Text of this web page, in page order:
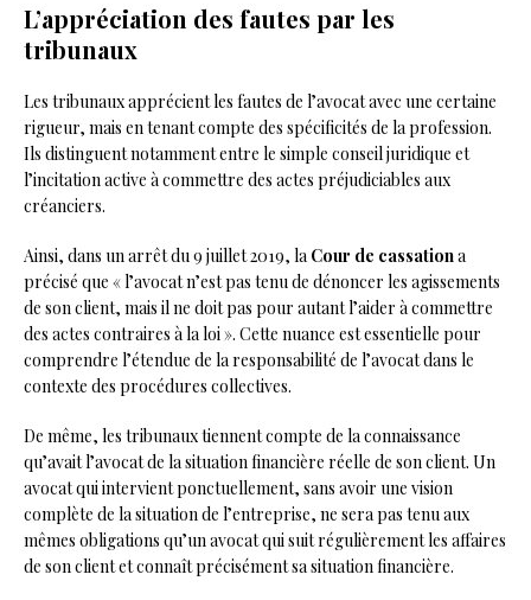
L’appréciation des fautes par les
tribunaux
Les tribunaux apprécient les fautes de l’avocat avec une certaine
rigueur, mais en tenant compte des spécificités de la profession.
Ils distinguent notamment entre le simple conseil juridique et
l’incitation active à commettre des actes préjudiciables aux
créanciers.
Ainsi, dans un arrêt du 9 juillet 2019, la Cour de cassationa
précisé que « l’avocat n’est pas tenu de dénoncer les agissements
de son client, mais il ne doit pas pour autant l’aider à commettre
des actes contraires à la loi ». Cette nuance est essentielle pour
comprendre l’étendue de la responsabilité de l’avocat dans le
contexte des procédures collectives.
De même, les tribunaux tiennent compte de la connaissance
qu’avait l’avocat de la situation financière réelle de son client. Un
avocat qui intervient ponctuellement, sans avoir une vision
complète de la situation de l’entreprise, ne sera pas tenu aux
mêmes obligations qu’un avocat qui suit régulièrement les affaires
de son client et connaît précisément sa situation financière.